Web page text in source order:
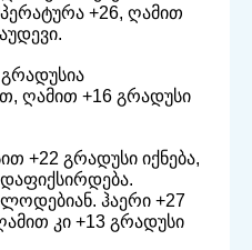
+26, ღამით
გრადუსია
ღამით +16 გრადუსი
+22 გრადუსი იქნება,
ჰაერი +27
კი +13 გრადუსი